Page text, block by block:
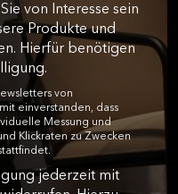
von Interesse sein
Produkte und
Hierfür benötigen
von
einverstanden, dass
Messung und
Klickraten zu Zwecken
jederzeit mit